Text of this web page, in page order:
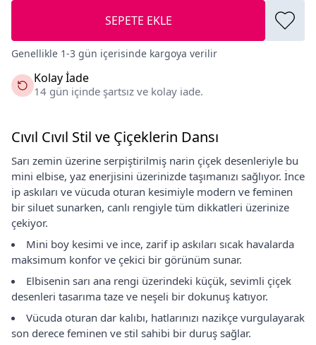
SEPETE EKLE
Genellikle 1-3 gün içerisinde kargoya verilir
Kolay İade
14 gün içinde şartsız ve kolay iade.
Cıvıl Cıvıl Stil ve Çiçeklerin Dansı
Sarı zemin üzerine serpiştirilmiş narin çiçek desenleriyle bu
mini elbise, yaz enerjisini üzerinizde taşımanızı sağlıyor. İnce
ip askıları ve vücuda oturan kesimiyle modern ve feminen
bir siluet sunarken, canlı rengiyle tüm dikkatleri üzerinize
çekiyor.
Mini boy kesimi ve ince, zarif ip askıları sıcak havalarda
maksimum konfor ve çekici bir görünüm sunar.
Elbisenin sarı ana rengi üzerindeki küçük, sevimli çiçek
desenleri tasarıma taze ve neşeli bir dokunuş katıyor.
Vücuda oturan dar kalıbı, hatlarınızı nazikçe vurgulayarak
son derece feminen ve stil sahibi bir duruş sağlar.